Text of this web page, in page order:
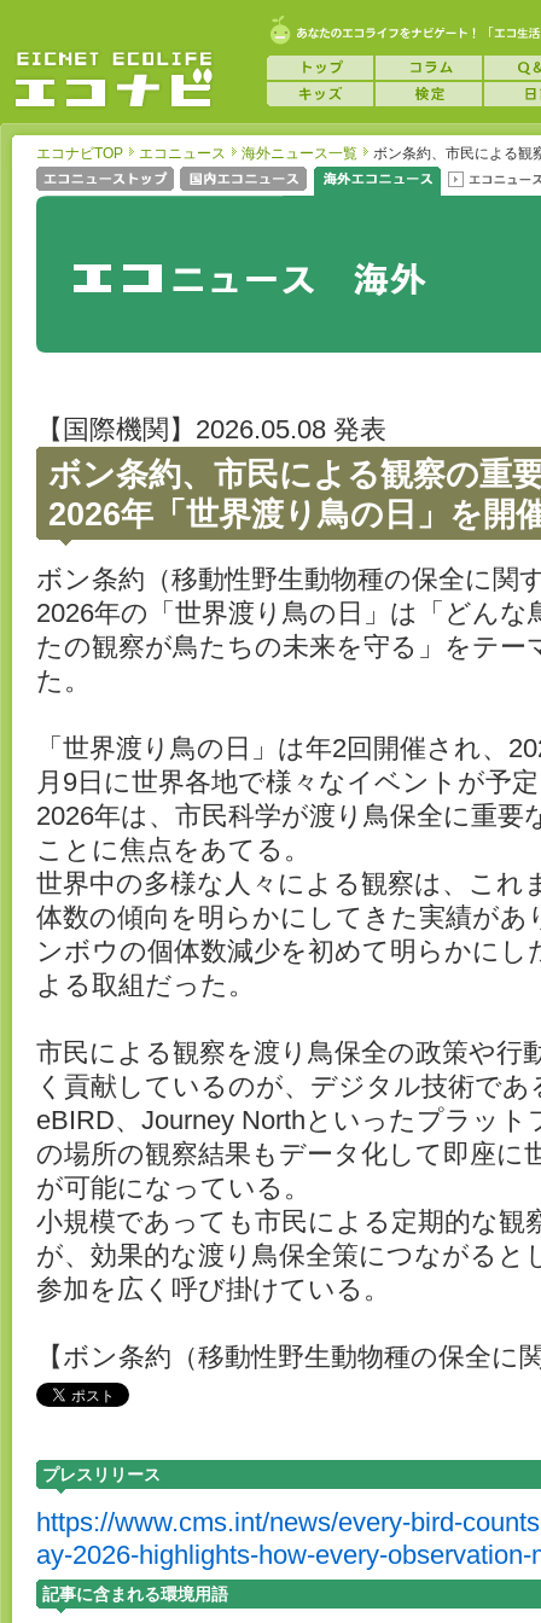
エコナビTOP エコニュース 海外ニュース一覧 ボン条約、市民による観
【国際機関】2026.05.08 発表
ボン条約、市民による観察の重
2026年「世界渡り鳥の日」を開
ボン条約（移動性野生動物種の保全に関
2026年の「世界渡り鳥の日」は「どん
たの観察が鳥たちの未来を守る」をテー
た。
「世界渡り鳥の日」は年2回開催され、
月9日に世界各地で様々なイベントが予
2026年は、市民科学が渡り鳥保全に重要
ことに焦点をあてる。
世界中の多様な人々による観察は、これ
体数の傾向を明らかにしてきた実績があ
ンボウの個体数減少を初めて明らかにし
よる取組だった。
市民による観察を渡り鳥保全の政策や行
く貢献しているのが、デジタル技術であ
eBIRD、Journey Northといったプラッ
の場所の観察結果もデータ化して即座に
が可能になっている。
小規模であっても市民による定期的な観
が、効果的な渡り鳥保全策につながると
参加を広く呼び掛けている。
【ボン条約（移動性野生動物種の保全に
プレスリリース
https://www.cms.int/news/every-bird-
ay-2026-highlights-how-every-observation-
記事に含まれる環境用語